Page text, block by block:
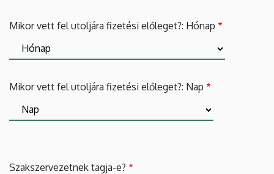
Mikor vett fel utoljára fizetési előleget?: Hónap
Mikor vett fel utoljára fizetési előleget?: Nap
Szakszervezetnek tagja-e?